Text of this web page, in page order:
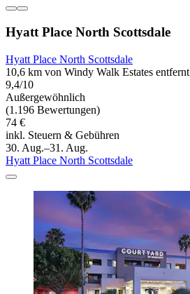
Hyatt Place North Scottsdale
Hyatt Place North Scottsdale
10,6 km von Windy Walk Estates entfernt
9,4/10
Außergewöhnlich
(1.196 Bewertungen)
74 €
inkl. Steuern & Gebühren
30. Aug.–31. Aug.
Hyatt Place North Scottsdale